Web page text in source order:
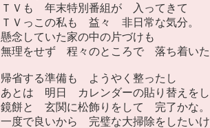
ＴＶも 年末特別番組が 入ってきて
ＴＶっこの私も 益々 非日常な気分。
懸念していた家の中の片づけも
無理をせず 程々のところで 落ち着いた
帰省する準備も ようやく整ったし
あとは 明日 カレンダーの貼り替えをし
鏡餅と 玄関に松飾りをして 完了かな。
一度で良いから 完璧な大掃除をしたい